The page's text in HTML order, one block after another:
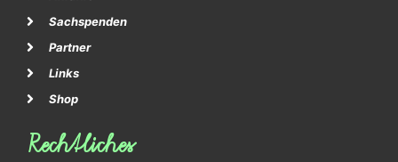
Sachspenden
Partner
Links
Shop
Rechtliches